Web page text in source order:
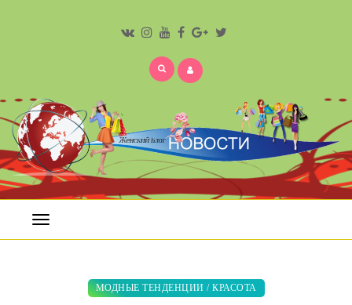
Открыть
меню
МОДНЫЕ ТЕНДЕНЦИИ / КРАСОТА